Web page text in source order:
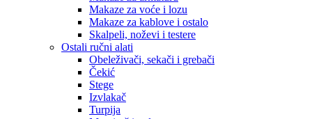
Makaze za voće i lozu
Makaze za kablove i ostalo
Skalpeli, noževi i testere
Ostali ručni alati
Obeleživači, sekači i grebači
Čekić
Stege
Izvlakač
Turpija